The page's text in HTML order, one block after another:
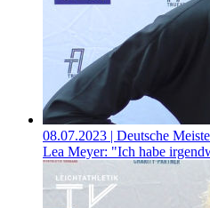
08.07.2023 | Deutsche
Lea Meyer: "Ich habe